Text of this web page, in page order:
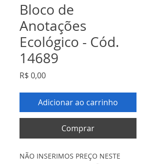
Bloco de
Anotações
Ecológico - Cód.
14689
R$ 0,00Preço
Adicionar ao carrinho
Comprar
NÃO INSERIMOS PREÇO NESTE